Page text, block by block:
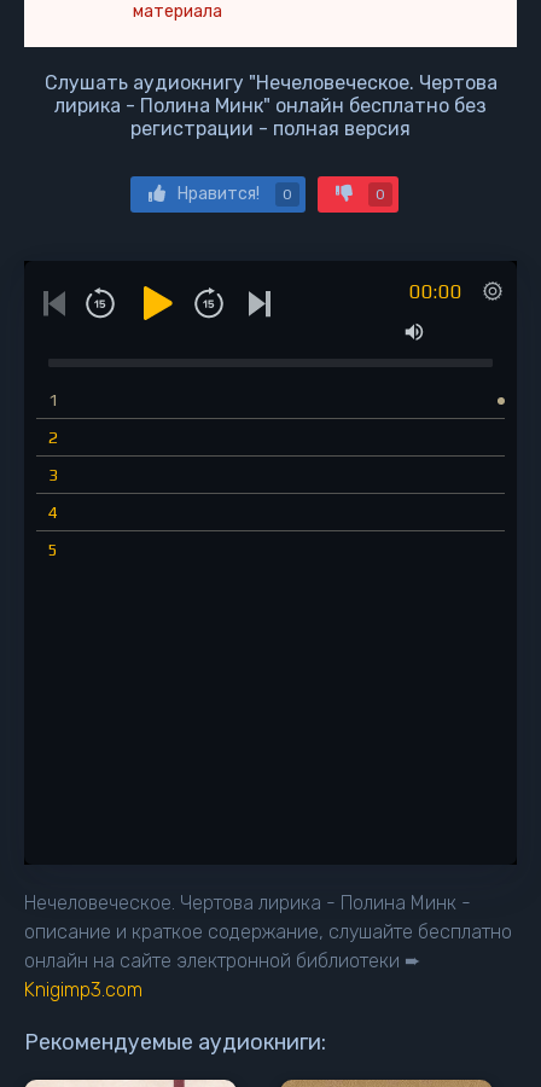
материала
Слушать аудиокнигу "Нечеловеческое. Чертова
лирика - Полина Минк" онлайн бесплатно без
регистрации - полная версия
Нравится! 0 0
00:00
1
2
3
4
5
Нечеловеческое. Чертова лирика - Полина Минк -
описание и краткое содержание, слушайте бесплатно
онлайн на сайте электронной библиотеки ➨
Knigimp3.com
Рекомендуемые аудиокниги: